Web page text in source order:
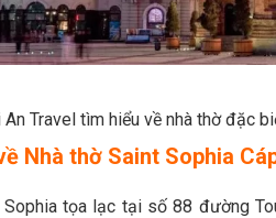
An Travel tìm hiểu về nhà thờ đặc
Nhà thờ Saint Sophia
Sophia tọa lạc tại số 88 đường